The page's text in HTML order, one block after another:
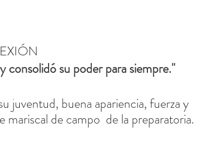
consolidó su poder para siempre."
juventud, buena apariencia, fuerza y
de campo  de la preparatoria.